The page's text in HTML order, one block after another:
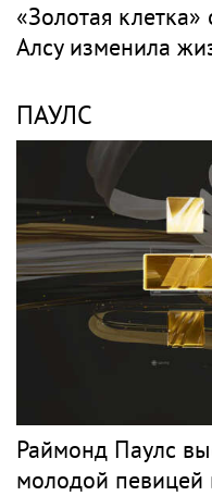
«Золотая
Алсу изменила
ПАУЛС
Раймонд Паулс
молодой певицей